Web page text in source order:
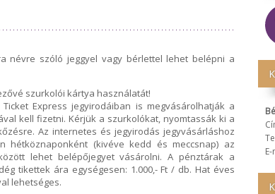
névre szóló jeggyel vagy bérlettel lehet belépni a
szurkolói kártya használatát!
Express jegyirodáiban is megvásárolhatják a
kell fizetni. Kérjük a szurkolókat, nyomtassák ki a
Az internetes és jegyirodás jegyvásárláshoz
hétköznaponként (kivéve kedd és meccsnap) az
lehet belépőjegyet vásárolni. A pénztárak a
tikettek ára egységesen: 1.000,- Ft / db. Hat éves
lehetséges.